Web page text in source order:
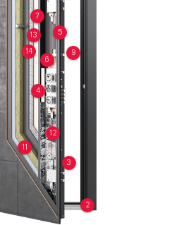
2
3
4
5
6
7
9
11
12
13
14